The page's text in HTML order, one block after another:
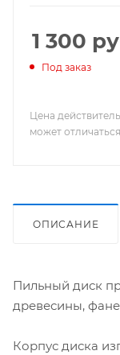
1 300
Под заказ
Цена
может
ОПИСАНИЕ
Пильный диск
древесины,
Корпус диска